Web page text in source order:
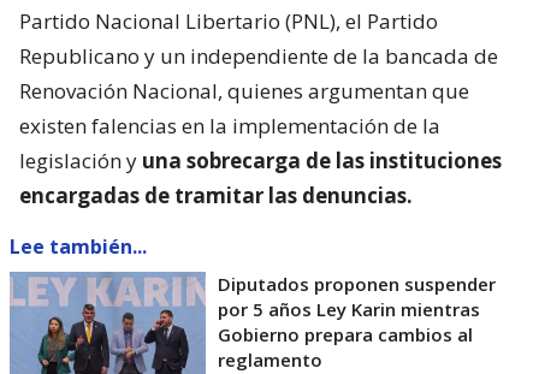
Partido Nacional Libertario (PNL), el Partido
Republicano y un independiente de la bancada de
Renovación Nacional, quienes argumentan que
existen falencias en la implementación de la
legislación y una sobrecarga de las instituciones
encargadas de tramitar las denuncias.
Lee también...
Diputados proponen suspender
por 5 años Ley Karin mientras
Gobierno prepara cambios al
reglamento